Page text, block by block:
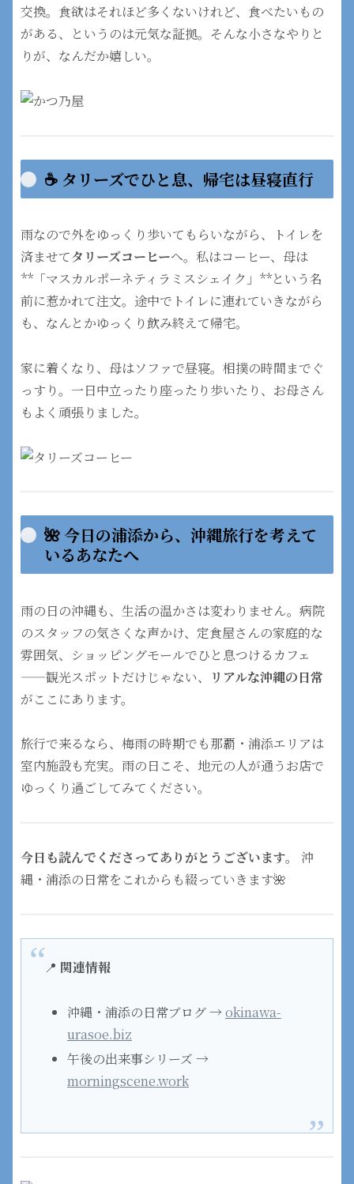
交換。食欲はそれほど多くないけれど、食べたいもの
がある、というのは元気な証拠。そんな小さなやりと
りが、なんだか嬉しい。
☕ タリーズでひと息、帰宅は昼寝直行
雨なので外をゆっくり歩いてもらいながら、トイレを
済ませてタリーズコーヒーへ。私はコーヒー、母は
**「マスカルポーネティラミスシェイク」**という名
前に惹かれて注文。途中でトイレに連れていきながら
も、なんとかゆっくり飲み終えて帰宅。
家に着くなり、母はソファで昼寝。相撲の時間までぐ
っすり。一日中立ったり座ったり歩いたり、お母さん
もよく頑張りました。
🌺 今日の浦添から、沖縄旅行を考えて
いるあなたへ
雨の日の沖縄も、生活の温かさは変わりません。病院
のスタッフの気さくな声かけ、定食屋さんの家庭的な
雰囲気、ショッピングモールでひと息つけるカフェ
——観光スポットだけじゃない、
リアルな沖縄の日常
がここにあります。
旅行で来るなら、梅雨の時期でも那覇・浦添エリアは
室内施設も充実。雨の日こそ、地元の人が通うお店で
ゆっくり過ごしてみてください。
今日も読んでくださってありがとうございます。
沖
縄・浦添の日常をこれからも綴っていきます🌺
📍 関連情報
沖縄・浦添の日常ブログ →okinawa-
urasoe.biz
午後の出来事シリーズ →
morningscene.work